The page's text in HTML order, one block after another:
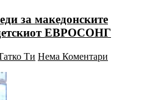
за македонските
ЕВРОСОНГ
Ти Нема Коментари